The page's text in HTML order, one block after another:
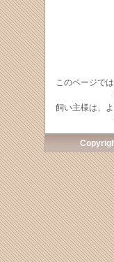
このページで
飼い主様は、